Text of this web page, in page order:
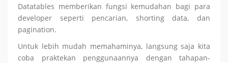
Datatables memberikan fungsi kemudahan bagi para
developer seperti pencarian, shorting data, dan
pagination.
Untuk lebih mudah memahaminya, langsung saja kita
coba praktekan penggunaannya dengan tahapan-